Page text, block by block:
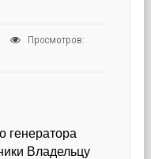
Просмотров:
генератора
Владельцу